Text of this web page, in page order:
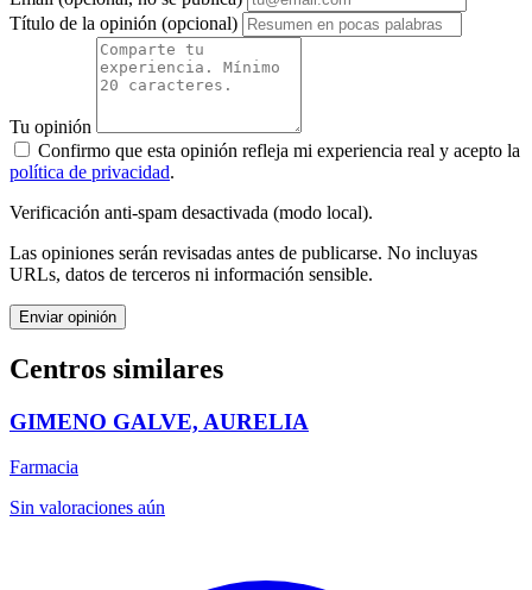
Título de la opinión (opcional)
Tu opinión
Confirmo que esta opinión refleja mi experiencia real y acepto la
política de privacidad.
Verificación anti-spam desactivada (modo local).
Las opiniones serán revisadas antes de publicarse. No incluyas
URLs, datos de terceros ni información sensible.
Enviar opinión
Centros similares
GIMENO GALVE, AURELIA
Farmacia
Sin valoraciones aún